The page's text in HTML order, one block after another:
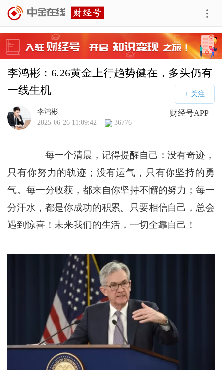
李鸿彬：6.26黄金上行趋势健在，多头仍有
一线生机
财经号APP
李鸿彬
2025-06-26 11:09:42
36776
每一个清晨，记得提醒自己：没有奇迹，
只有你努力的轨迹；没有运气，只有你坚持的勇
气。每一分收获，都来自你坚持不懈的努力；每一
分汗水，都是你成功的积累。只要相信自己，总会
遇到惊喜！未来我们的生活，一切全靠自己！